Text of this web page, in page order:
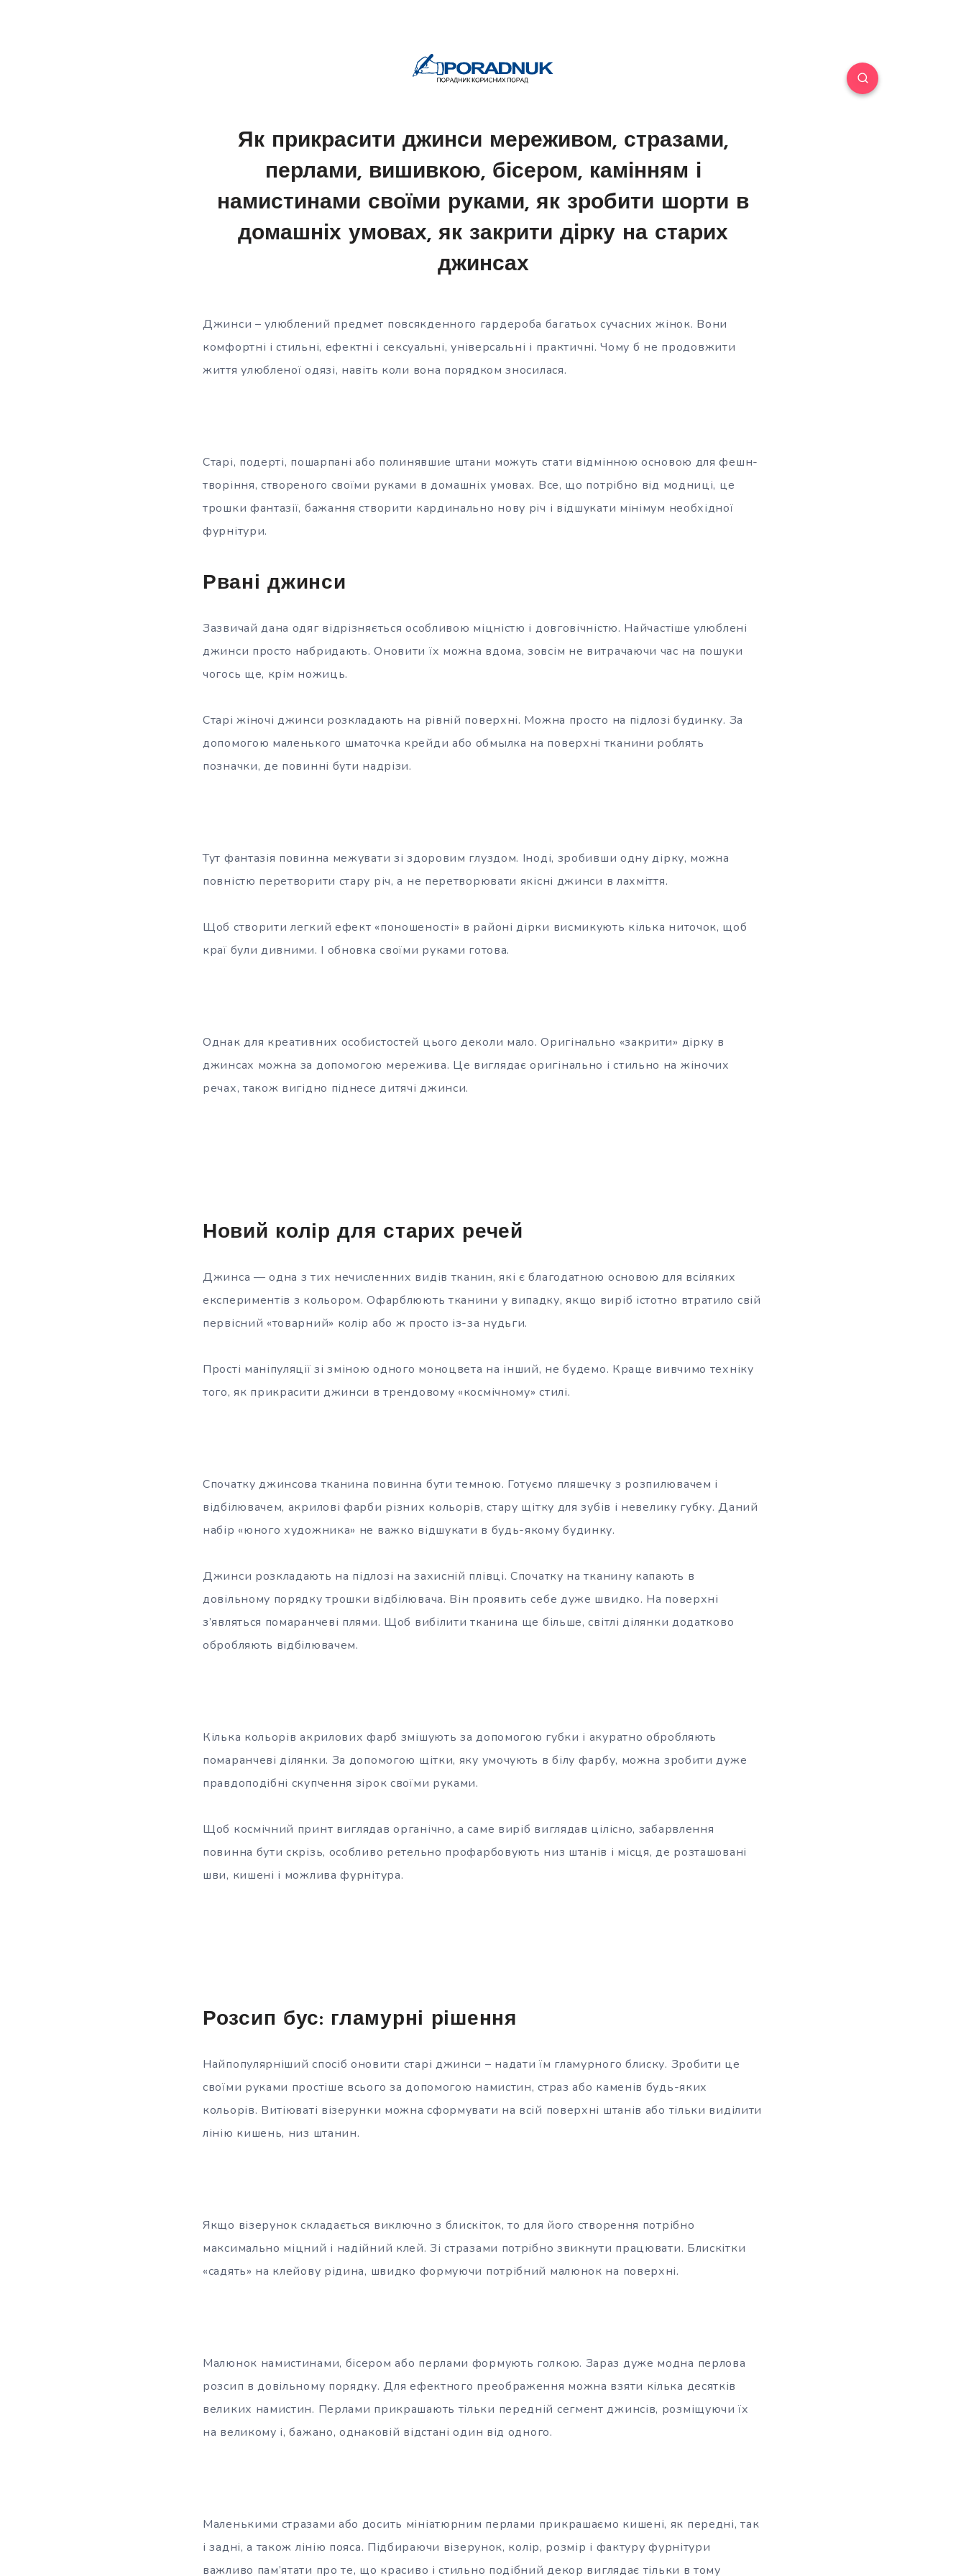
Як прикрасити джинси мереживом, стразами,
перлами, вишивкою, бісером, камінням і
намистинами своїми руками, як зробити шорти в
домашніх умовах, як закрити дірку на старих
джинсах
Джинси – улюблений предмет повсякденного гардероба багатьох сучасних жінок. Вони
комфортні і стильні, ефектні і сексуальні, універсальні і практичні. Чому б не продовжити
життя улюбленої одязі, навіть коли вона порядком зносилася.
Старі, подерті, пошарпані або полинявшие штани можуть стати відмінною основою для фешн-
творіння, створеного своїми руками в домашніх умовах. Все, що потрібно від модниці, це
трошки фантазії, бажання створити кардинально нову річ і відшукати мінімум необхідної
фурнітури.
Рвані джинси
Зазвичай дана одяг відрізняється особливою міцністю і довговічністю. Найчастіше улюблені
джинси просто набридають. Оновити їх можна вдома, зовсім не витрачаючи час на пошуки
чогось ще, крім ножиць.
Старі жіночі джинси розкладають на рівній поверхні. Можна просто на підлозі будинку. За
допомогою маленького шматочка крейди або обмылка на поверхні тканини роблять
позначки, де повинні бути надрізи.
Тут фантазія повинна межувати зі здоровим глуздом. Іноді, зробивши одну дірку, можна
повністю перетворити стару річ, а не перетворювати якісні джинси в лахміття.
Щоб створити легкий ефект «поношеності» в районі дірки висмикують кілька ниточок, щоб
краї були дивними. І обновка своїми руками готова.
Однак для креативних особистостей цього деколи мало. Оригінально «закрити» дірку в
джинсах можна за допомогою мережива. Це виглядає оригінально і стильно на жіночих
речах, також вигідно піднесе дитячі джинси.
Новий колір для старих речей
Джинса — одна з тих нечисленних видів тканин, які є благодатною основою для всіляких
експериментів з кольором. Офарблюють тканини у випадку, якщо виріб істотно втратило свій
первісний «товарний» колір або ж просто із-за нудьги.
Прості маніпуляції зі зміною одного моноцвета на інший, не будемо. Краще вивчимо техніку
того, як прикрасити джинси в трендовому «космічному» стилі.
Спочатку джинсова тканина повинна бути темною. Готуємо пляшечку з розпилювачем і
відбілювачем, акрилові фарби різних кольорів, стару щітку для зубів і невелику губку. Даний
набір «юного художника» не важко відшукати в будь-якому будинку.
Джинси розкладають на підлозі на захисній плівці. Спочатку на тканину капають в
довільному порядку трошки відбілювача. Він проявить себе дуже швидко. На поверхні
з’являться помаранчеві плями. Щоб вибілити тканина ще більше, світлі ділянки додатково
обробляють відбілювачем.
Кілька кольорів акрилових фарб змішують за допомогою губки і акуратно обробляють
помаранчеві ділянки. За допомогою щітки, яку умочують в білу фарбу, можна зробити дуже
правдоподібні скупчення зірок своїми руками.
Щоб космічний принт виглядав органічно, а саме виріб виглядав цілісно, забарвлення
повинна бути скрізь, особливо ретельно профарбовують низ штанів і місця, де розташовані
шви, кишені і можлива фурнітура.
Розсип бус: гламурні рішення
Найпопулярніший спосіб оновити старі джинси – надати їм гламурного блиску. Зробити це
своїми руками простіше всього за допомогою намистин, страз або каменів будь-яких
кольорів. Витіюваті візерунки можна сформувати на всій поверхні штанів або тільки виділити
лінію кишень, низ штанин.
Якщо візерунок складається виключно з блискіток, то для його створення потрібно
максимально міцний і надійний клей. Зі стразами потрібно звикнути працювати. Блискітки
«садять» на клейову рідина, швидко формуючи потрібний малюнок на поверхні.
Малюнок намистинами, бісером або перлами формують голкою. Зараз дуже модна перлова
розсип в довільному порядку. Для ефектного преображення можна взяти кілька десятків
великих намистин. Перлами прикрашають тільки передній сегмент джинсів, розміщуючи їх
на великому і, бажано, однаковій відстані один від одного.
Маленькими стразами або досить мініатюрним перлами прикрашаємо кишені, як передні, так
і задні, а також лінію пояса. Підбираючи візерунок, колір, розмір і фактуру фурнітури
важливо пам’ятати про те, що красиво і стильно подібний декор виглядає тільки в тому